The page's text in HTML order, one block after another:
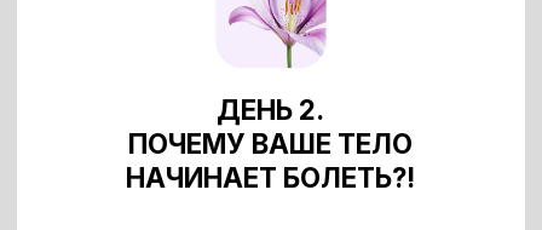
ДЕНЬ 4.
СОХРАНИТЬ ОТНОШЕНИЯ
ИЛИ РАССТАТЬСЯ?!